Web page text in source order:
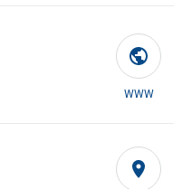
WWW